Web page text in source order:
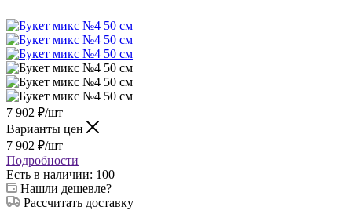
7 902 ₽/шт
Варианты цен
7 902 ₽/шт
Подробности
Есть в наличии: 100
Нашли дешевле?
Рассчитать доставку